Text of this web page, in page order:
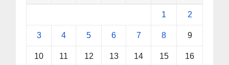
1 2
3 4 5 6 7 8 9
10 11 12 13 14 15 16